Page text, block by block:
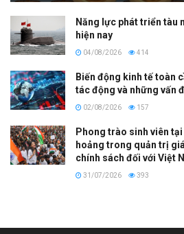
Năng lực phát triển tàu
hiện nay
04/08/2026 414
Biến động kinh tế toàn
tác động và những vấn
02/08/2026 157
Phong trào sinh viên
hoảng trong quản trị
chính sách đối với Việt
31/07/2026 393